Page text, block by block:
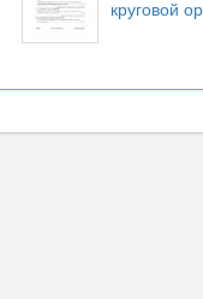
круговой